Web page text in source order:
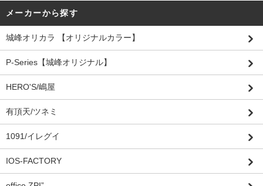
メーカーから探す
城峰オリカラ 【オリジナルカラー】
P-Series【城峰オリジナル】
HERO'S/嶋屋
有頂天/ツネミ
1091/イレグイ
IOS-FACTORY